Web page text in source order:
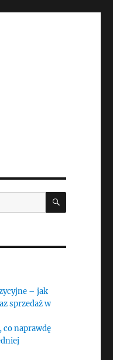
SZUKAJ
– jak
sprzedaż w
co naprawdę